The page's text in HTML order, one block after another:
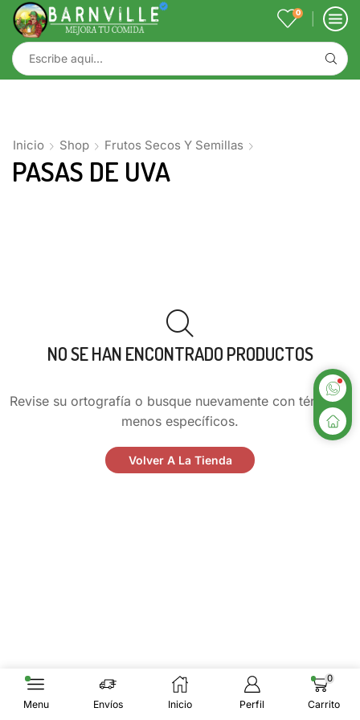
0
Inicio Shop Frutos Secos Y Semillas
PASAS DE UVA
NO SE HAN ENCONTRADO PRODUCTOS
Revise su ortografía o busque nuevamente con términos
menos específicos.
Volver A La Tienda
Menu Envíos Inicio Perfil
0
Carrito